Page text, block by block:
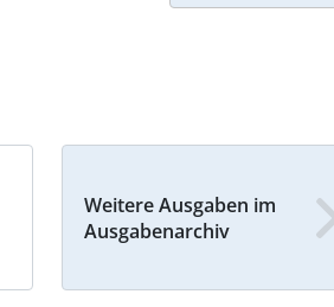
Weitere Ausgaben im
Ausgabenarchiv